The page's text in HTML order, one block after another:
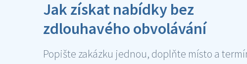
Jak získat nabídky bez
zdlouhavého obvolávání
Popište zakázku jednou, doplňte místo a